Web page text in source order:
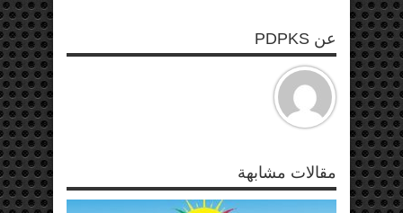
عن PDPKS
مقالات مشابهة